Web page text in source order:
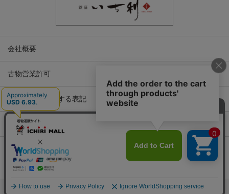
会社概要
古物営業許可
特定商取引に関する表記
プライバシーポリシー
Copyright © ICHIKURA Co., Ltd. All rights reserved.